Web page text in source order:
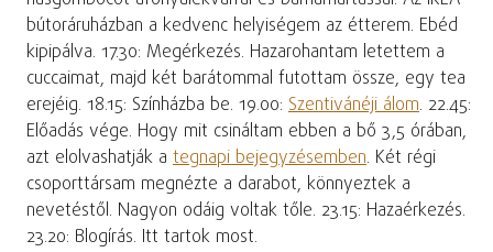
bútoráruházban a kedvenc helyiségem az étterem. Ebéd
kipipálva. 17.30: Megérkezés. Hazarohantam letettem a
cuccaimat, majd két barátommal futottam össze, egy tea
erejéig. 18.15: Színházba be. 19.00: Szentivánéji álom. 22.45:
Előadás vége. Hogy mit csináltam ebben a bő 3,5 órában,
azt elolvashatják a tegnapi bejegyzésemben. Két régi
csoporttársam megnézte a darabot, könnyeztek a
nevetéstől. Nagyon odáig voltak tőle. 23.15: Hazaérkezés.
23.20: Blogírás. Itt tartok most.